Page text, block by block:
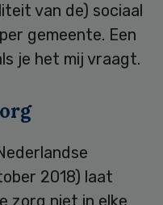
van de) sociaal
gemeente. Een
je het mij vraagt.
2018) laat